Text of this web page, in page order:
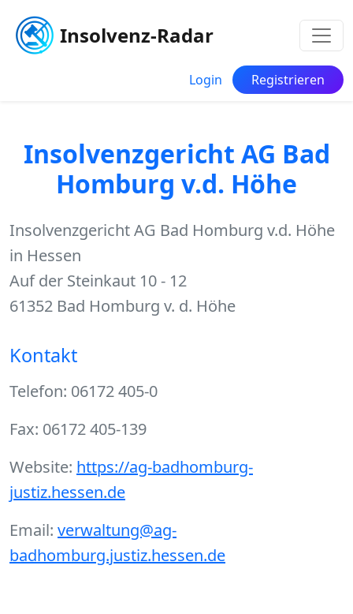
Insolvenz-Radar
Login Registrieren
Insolvenzgericht AG Bad
Homburg v.d. Höhe
Insolvenzgericht AG Bad Homburg v.d. Höhe
in Hessen
Auf der Steinkaut 10 - 12
61352 Bad Homburg v. d. Höhe
Kontakt
Telefon: 06172 405-0
Fax: 06172 405-139
Website: https://ag-badhomburg-
justiz.hessen.de
Email: verwaltung@ag-
badhomburg.justiz.hessen.de